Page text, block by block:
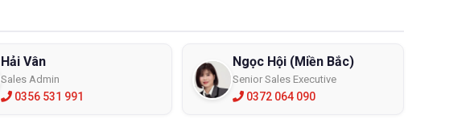
Hải Vân
Sales Admin
0356 531 991
Ngọc Hội (Miền Bắc)
Senior Sales Executive
0372 064 090